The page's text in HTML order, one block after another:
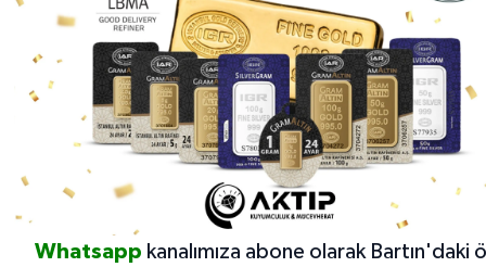
Whatsapp kanalımıza abone olarak Bartın'daki